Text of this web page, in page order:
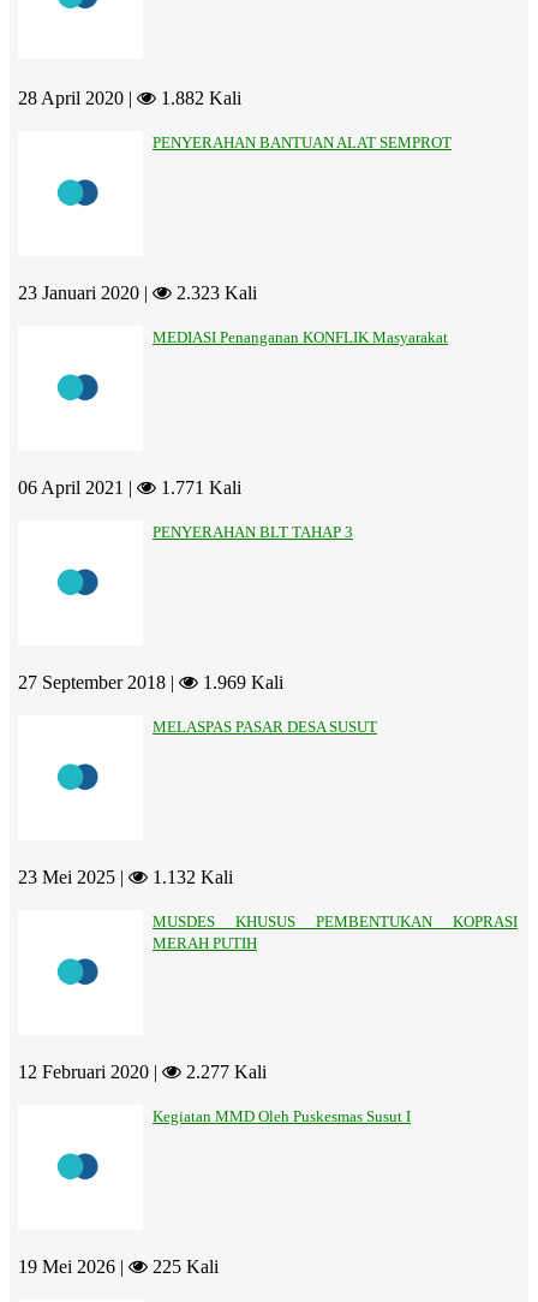
28 April 2020 | 1.882 Kali
PENYERAHAN BANTUAN ALAT SEMPROT
23 Januari 2020 | 2.323 Kali
MEDIASI Penanganan KONFLIK Masyarakat
06 April 2021 | 1.771 Kali
PENYERAHAN BLT TAHAP 3
27 September 2018 | 1.969 Kali
MELASPAS PASAR DESA SUSUT
23 Mei 2025 | 1.132 Kali
MUSDES KHUSUS PEMBENTUKAN KOPRASI
MERAH PUTIH
12 Februari 2020 | 2.277 Kali
Kegiatan MMD Oleh Puskesmas Susut I
19 Mei 2026 | 225 Kali